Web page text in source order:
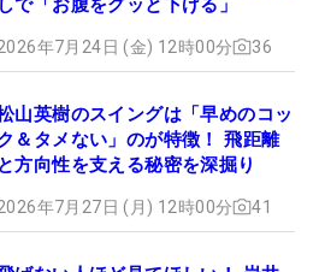
年7月24日 (金) 12時00分 36
山英樹のスイングは「早めのコッ
＆タメない」のが特徴！ 飛距離
と方向性を支える秘密を深掘り
年7月27日 (月) 12時00分 41